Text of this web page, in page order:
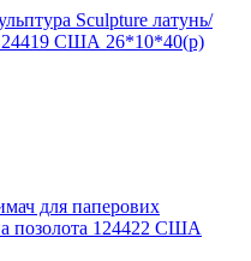
Sculpture латунь/
США 26*10*40(р)
для паперових
позолота 124422 США